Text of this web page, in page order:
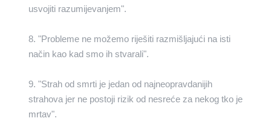
usvojiti razumijevanjem".
8. "Probleme ne možemo riješiti razmišljajući na isti
način kao kad smo ih stvarali".
9. "Strah od smrti je jedan od najneopravdanijih
strahova jer ne postoji rizik od nesreće za nekog tko je
mrtav".